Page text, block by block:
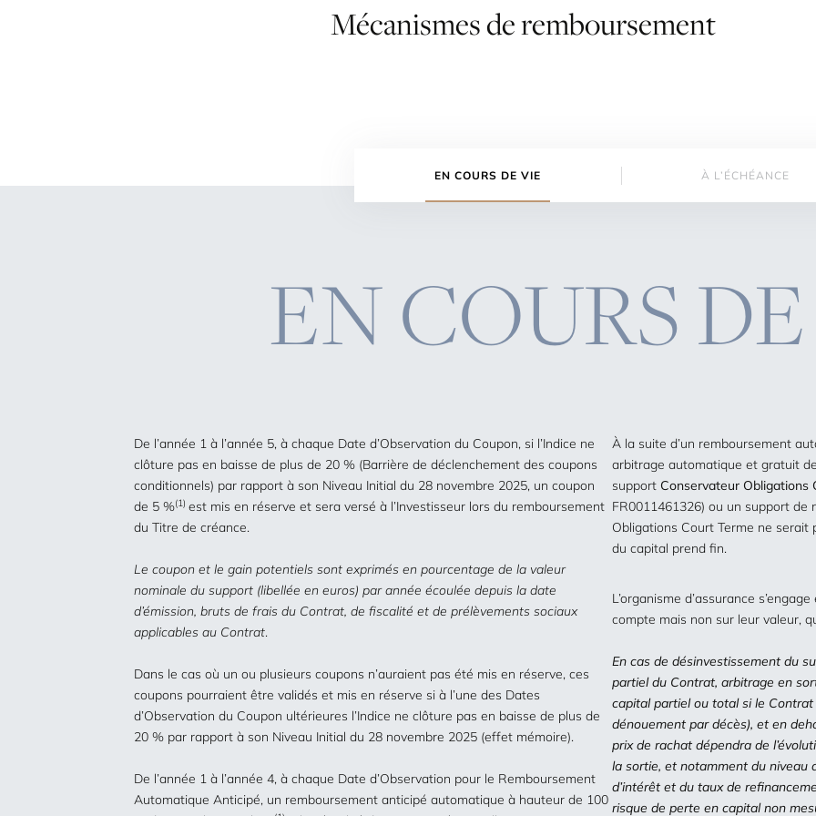
Mécanismesderemboursement
EN COURS DE VIE À L’ÉCHÉANCE
EN COURS
De l’année 1 à l’année 5, à chaque Date d’Observation du Coupon, si l’Indice ne
clôture pas en baisse de plus de 20 % (Barrière de déclenchement des coupons
conditionnels) par rapport à son Niveau Initial du 28 novembre 2025, un coupon
de 5 %(1) est mis en réserve et sera versé à l’Investisseur lors du remboursement
du Titre de créance.
Le coupon et le gain potentiels sont exprimés en pourcentage de la valeur
nominale du support (libellée en euros) par année écoulée depuis la date
d’émission, bruts de frais du Contrat, de fiscalité et de prélèvements sociaux
applicables au Contrat.
Dans le cas où un ou plusieurs coupons n’auraient pas été mis en réserve, ces
coupons pourraient être validés et mis en réserve si à l’une des Dates
d’Observation du Coupon ultérieures l’Indice ne clôture pas en baisse de plus de
20 % par rapport à son Niveau Initial du 28 novembre 2025 (effet mémoire).
De l’année 1 à l’année 4, à chaque Date d’Observation pour le Remboursement
Automatique Anticipé, un remboursement anticipé automatique à hauteur de 100
À la suite d’un remboursement
arbitrage automatique et gratuit
support Conservateur Obligations
FR0011461326) ou un support de
Obligations Court Terme ne serait
du capital prend fin.
L’organisme d’assurance
compte mais non sur leur valeur,
En cas de désinvestissement du
partiel du Contrat, arbitrage en
capital partiel ou total si le
dénouement par décès), et en
prix de rachat dépendra de
la sortie, et notamment du niveau
d’intérêt et du taux de
risque de perte en capital non